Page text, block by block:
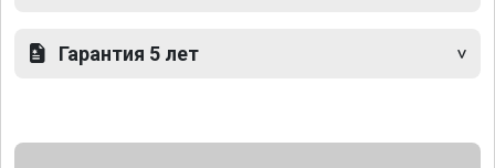
Гарантия 5 лет